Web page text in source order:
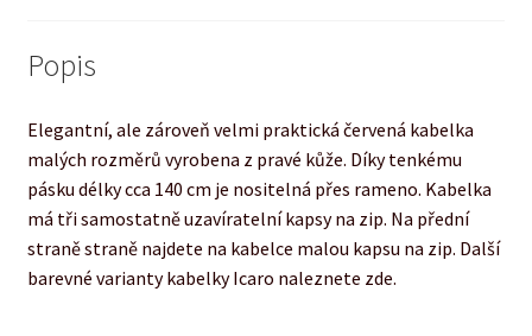
Popis
Elegantní, ale zároveň velmi praktická červená kabelka
malých rozměrů vyrobena z pravé kůže. Díky tenkému
pásku délky cca 140 cm je nositelná přes rameno. Kabelka
má tři samostatně uzavíratelní kapsy na zip. Na přední
straně straně najdete na kabelce malou kapsu na zip. Další
barevné varianty kabelky Icaro naleznete zde.